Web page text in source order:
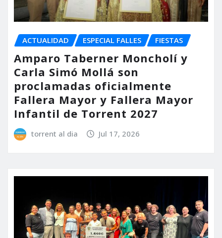
ACTUALIDAD ESPECIAL FALLES FIESTAS
Amparo Taberner Moncholí y
Carla Simó Mollá son
proclamadas oficialmente
Fallera Mayor y Fallera Mayor
Infantil de Torrent 2027
torrent al dia Jul 17, 2026